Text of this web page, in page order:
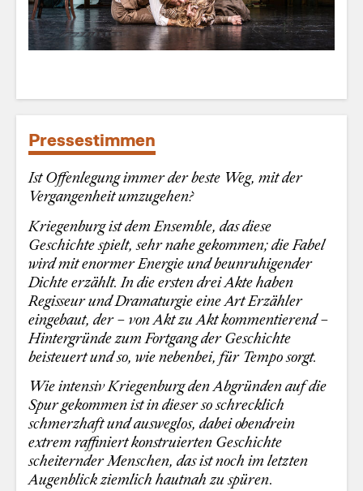
Pressestimmen
Ist Offenlegung immer der beste Weg, mit der
Vergangenheit umzugehen?
Kriegenburg ist dem Ensemble, das diese
Geschichte spielt, sehr nahe gekommen; die Fabel
wird mit enormer Energie und beunruhigender
Dichte erzählt. In die ersten drei Akte haben
Regisseur und Dramaturgie eine Art Erzähler
eingebaut, der – von Akt zu Akt kommentierend –
Hintergründe zum Fortgang der Geschichte
beisteuert und so, wie nebenbei, für Tempo sorgt.
Wie intensiv Kriegenburg den Abgründen auf die
Spur gekommen ist in dieser so schrecklich
schmerzhaft und ausweglos, dabei obendrein
extrem raffiniert konstruierten Geschichte
scheiternder Menschen, das ist noch im letzten
Augenblick ziemlich hautnah zu spüren.